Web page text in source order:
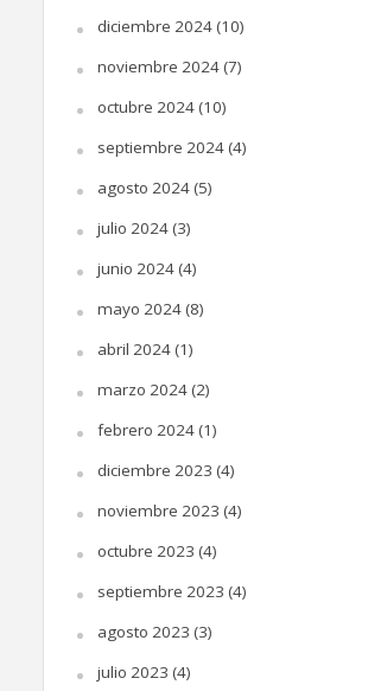
diciembre 2024(10)
noviembre 2024(7)
octubre 2024(10)
septiembre 2024(4)
agosto 2024(5)
julio 2024(3)
junio 2024(4)
mayo 2024(8)
abril 2024(1)
marzo 2024(2)
febrero 2024(1)
diciembre 2023 (4)
noviembre 2023 (4)
octubre 2023 (4)
septiembre 2023 (4)
agosto 2023 (3)
julio 2023 (4)